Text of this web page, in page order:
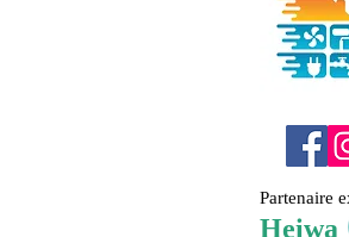
Partenaire
Heiwa